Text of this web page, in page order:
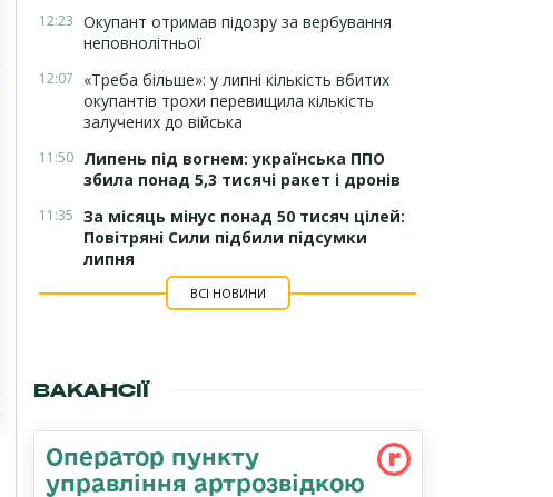
12:23 Окупант отримав підозру за вербування
неповнолітньої
12:07
«Треба більше»: у липні кількість вбитих
окупантів трохи перевищила кількість
залучених до війська
11:50 Липень під вогнем: українська ППО
збила понад 5,3 тисячі ракет і дронів
11:35 За місяць мінус понад 50 тисяч цілей:
Повітряні Сили підбили підсумки
липня
ВСІ НОВИНИ
ВАКАНСІЇ
Оператор пункту
управління артрозвідкою